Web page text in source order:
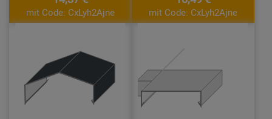
mit Code: CxLyh2Ajne mit Code: CxLyh2Ajne